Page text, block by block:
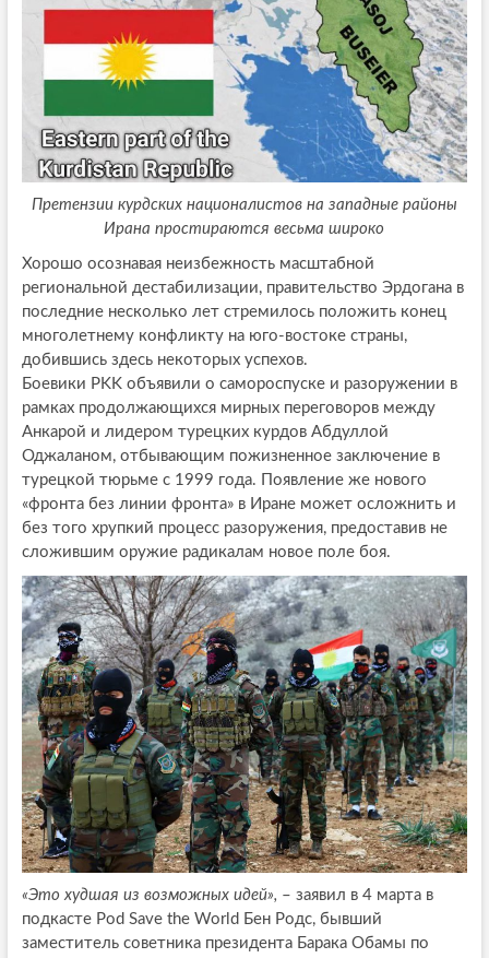
Претензии курдских националистов на западные районы
Ирана простираются весьма широко
Хорошо осознавая неизбежность масштабной
региональной дестабилизации, правительство Эрдогана в
последние несколько лет стремилось положить конец
многолетнему конфликту на юго-востоке страны,
добившись здесь некоторых успехов.
Боевики PKK объявили о самороспуске и разоружении в
рамках продолжающихся мирных переговоров между
Анкарой и лидером турецких курдов Абдуллой
Оджаланом, отбывающим пожизненное заключение в
турецкой тюрьме с 1999 года. Появление же нового
«фронта без линии фронта» в Иране может осложнить и
без того хрупкий процесс разоружения, предоставив не
сложившим оружие радикалам новое поле боя.
«Это худшая из возможных идей», – заявил в 4 марта в
подкасте Pod Save the World Бен Родс, бывший
заместитель советника президента Барака Обамы по